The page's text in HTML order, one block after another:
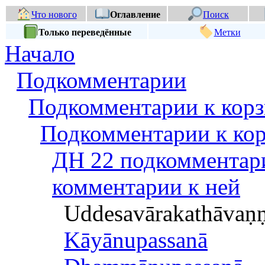
Что нового Оглавление
Поиск
Только переведённые
Метки
Начало
Подкомментарии
Подкомментарии к
Подкомментарии к
ДН 22
комментарии к ней
Kāyānupassanā